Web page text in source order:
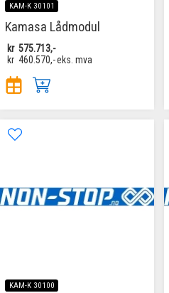
KAM-K 30101
Kamasa Lådmodul
kr 575.713,-
kr 460.570,-eks. mva
KAM-K 30100